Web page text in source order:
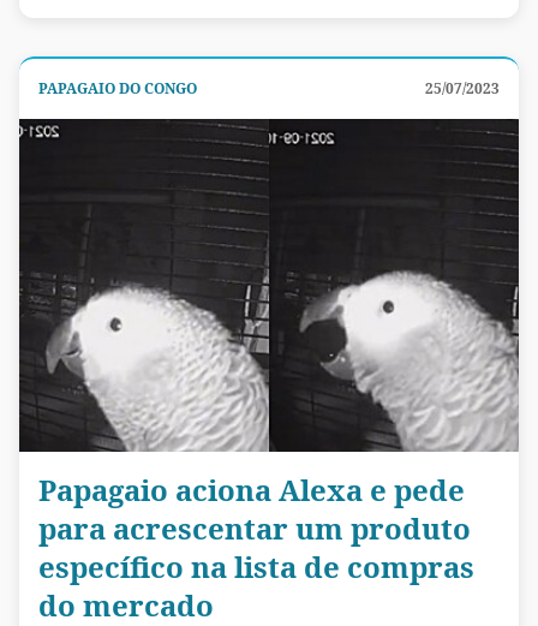
PAPAGAIO DO CONGO 25/07/2023
Papagaio aciona Alexa e pede
para acrescentar um produto
específico na lista de compras
do mercado